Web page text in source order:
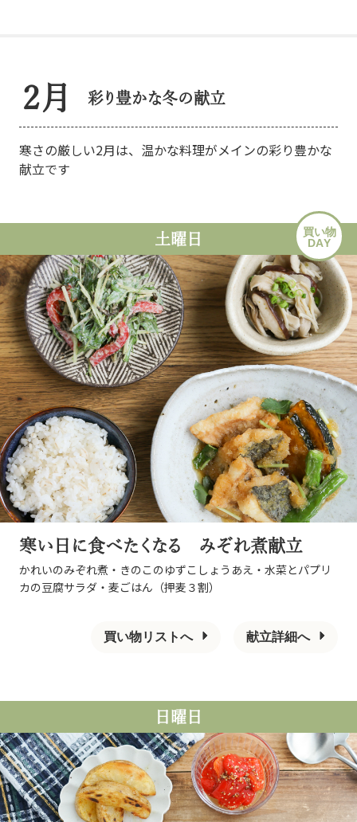
2月 彩り豊かな冬の献立
寒さの厳しい2月は、温かな料理がメインの彩り豊かな
献立です
土曜日
寒い日に食べたくなる みぞれ煮献立
かれいのみぞれ煮・きのこのゆずこしょうあえ・水菜とパプリ
カの豆腐サラダ・麦ごはん（押麦３割）
買い物リストへ 献立詳細へ
買い物
DAY
日曜日